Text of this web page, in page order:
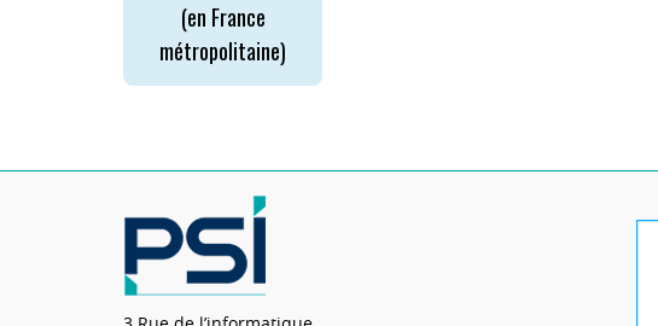
(en France
métropolitaine)